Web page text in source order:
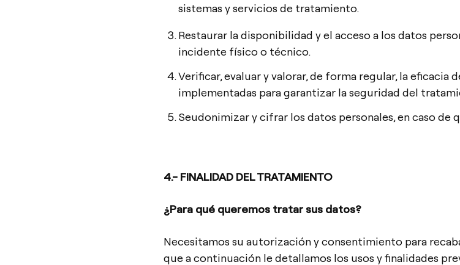
sistemas y servicios de tratamiento.
Restaurar la disponibilidad y el acceso a los datos
incidente físico o técnico.
Verificar, evaluar y valorar, de forma regular, la eficacia
implementadas para garantizar la seguridad del
Seudonimizar y cifrar los datos personales, en caso de
4.- FINALIDAD DEL TRATAMIENTO
¿Para qué queremos tratar sus datos?
Necesitamos su autorización y consentimiento para
que a continuación le detallamos los usos y finalidades